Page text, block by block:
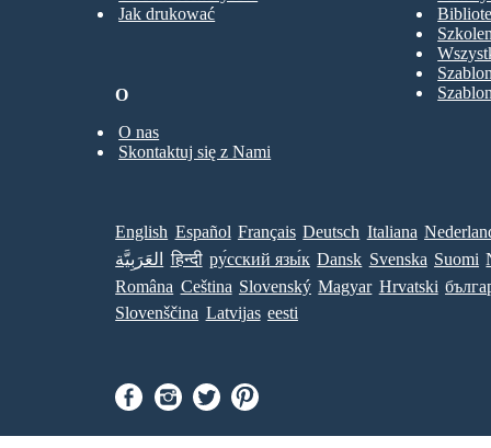
Jak drukować
O
O nas
Skontaktuj się z Nami
English Español Français Deutsch Italiana
العَرَبِيَّة
हिन्दी ру́сский язы́к Dansk Svenska Suomi
Româna Ceština Slovenský Magyar Hrvatski
Slovenščina Latvijas eesti